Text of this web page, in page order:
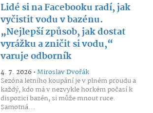
Lidé si na Facebooku radí, jak
vyčistit vodu v bazénu.
„Nejlepší způsob, jak dostat
vyrážku a zničit si vodu,“
varuje odborník
4. 7. 2026 •Miroslav Dvořák
Sezóna letního koupání je v plném proudu a
každý, kdo má v nezvykle horkém počasí k
dispozici bazén, si může mnout ruce.
Samotná...